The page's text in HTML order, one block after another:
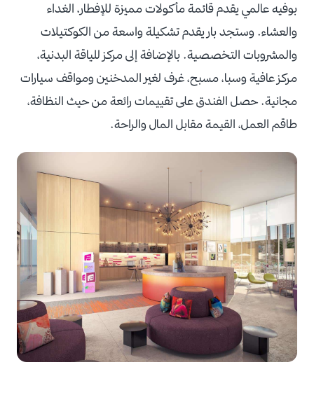
بوفيه عالمي يقدم قائمة مأكولات مميزة للإفطار، الغداء
والعشاء. وستجد بار يقدم تشكيلة واسعة من الكوكتيلات
والمشروبات التخصصية. بالإضافة إلى مركز للياقة البدنية،
مركز عافية وسبا، مسبح، غرف لغير المدخنين ومواقف سيارات
مجانية. حصل الفندق على تقييمات رائعة من حيث النظافة،
طاقم العمل، القيمة مقابل المال والراحة.